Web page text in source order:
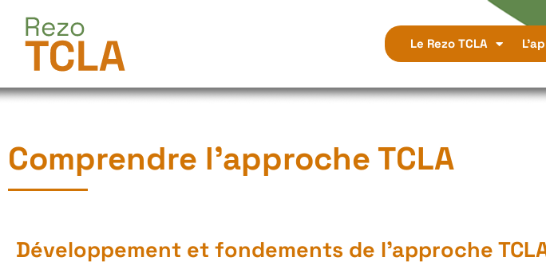
Le Rezo TCLA
Comprendre l’approche TCLA
Développement et fondements de l'approche